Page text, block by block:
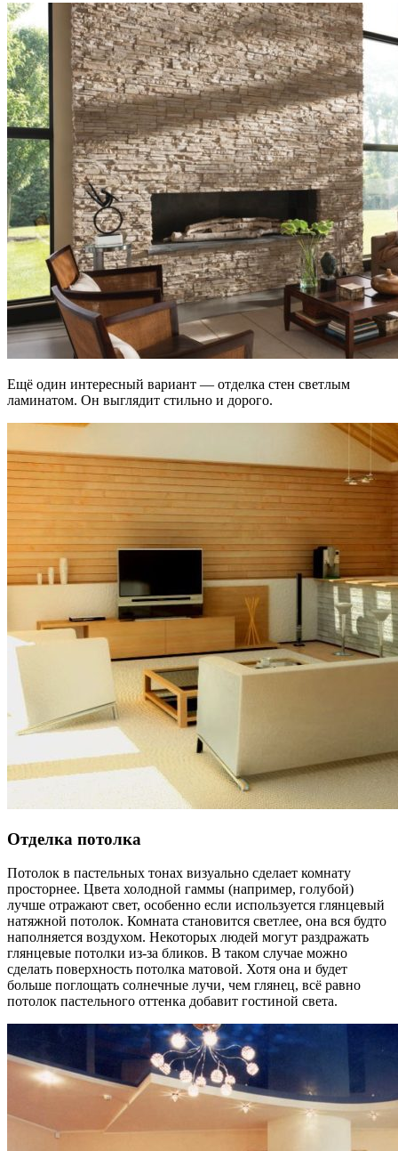
Ещё один интересный вариант — отделка стен светлым
ламинатом. Он выглядит стильно и дорого.
Отделка потолка
Потолок в пастельных тонах визуально сделает комнату
просторнее. Цвета холодной гаммы (например, голубой)
лучше отражают свет, особенно если используется глянцевый
натяжной потолок. Комната становится светлее, она вся будто
наполняется воздухом. Некоторых людей могут раздражать
глянцевые потолки из-за бликов. В таком случае можно
сделать поверхность потолка матовой. Хотя она и будет
больше поглощать солнечные лучи, чем глянец, всё равно
потолок пастельного оттенка добавит гостиной света.